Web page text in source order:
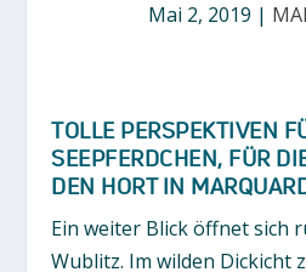
Mai 2, 2019 |
TOLLE PERSPEKTIVEN
SEEPFERDCHEN, FÜR
DEN HORT IN
Ein weiter Blick öffnet sich
Wublitz. Im wilden Dickicht